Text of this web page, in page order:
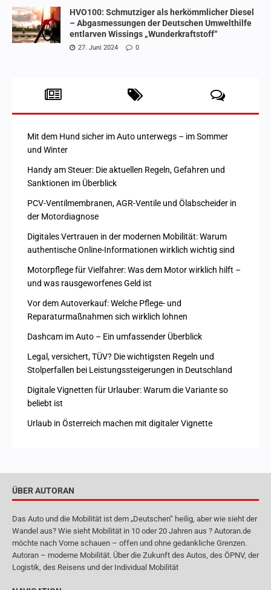
HVO100: Schmutziger als herkömmlicher Diesel
– Abgasmessungen der Deutschen Umwelthilfe
entlarven Wissings „Wunderkraftstoff“
27. Juni 2024 0
Mit dem Hund sicher im Auto unterwegs – im Sommer
und Winter
Handy am Steuer: Die aktuellen Regeln, Gefahren und
Sanktionen im Überblick
PCV-Ventilmembranen, AGR-Ventile und Ölabscheider in
der Motordiagnose
Digitales Vertrauen in der modernen Mobilität: Warum
authentische Online-Informationen wirklich wichtig sind
Motorpflege für Vielfahrer: Was dem Motor wirklich hilft –
und was rausgeworfenes Geld ist
Vor dem Autoverkauf: Welche Pflege- und
Reparaturmaßnahmen sich wirklich lohnen
Dashcam im Auto – Ein umfassender Überblick
Legal, versichert, TÜV? Die wichtigsten Regeln und
Stolperfallen bei Leistungssteigerungen in Deutschland
Digitale Vignetten für Urlauber: Warum die Variante so
beliebt ist
Urlaub in Österreich machen mit digitaler Vignette
ÜBER AUTORAN
Das Auto und die Mobilität ist dem „Deutschen“ heilig, aber wie sieht der
Wandel aus? Wie sieht Mobilität in 10 oder 20 Jahren aus ? Autoran.de
möchte nach Vorne schauen – offen und ohne gedankliche Grenzen.
Autoran – moderne Mobilität. Über die Zukunft des Autos, des ÖPNV, der
Logistik, des Reisens und der Individual Mobilität